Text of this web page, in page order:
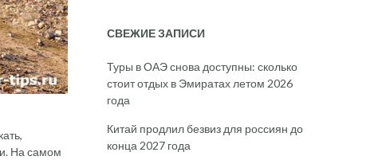
На самом
СВЕЖИЕ ЗАПИСИ
Туры в ОАЭ снова доступны: сколько
стоит отдых в Эмиратах летом 2026
года
Китай продлил безвиз для россиян до
конца 2027 года